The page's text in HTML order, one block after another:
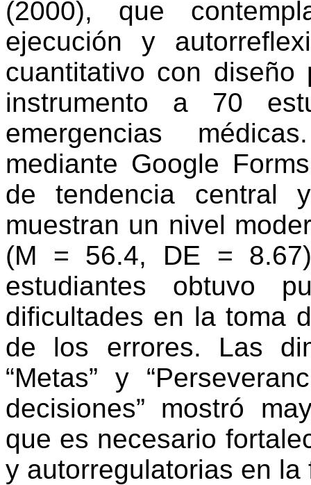
(2000), que
ejecución y
cuantitativo con diseño
instrumento a 70
emergencias
mediante Google Forms
de tendencia central
muestran un nivel
(M = 56.4, DE =
estudiantes obtuvo
dificultades en la toma
de los errores. Las
“Metas” y
decisiones” mostró
que es necesario
y autorregulatorias en